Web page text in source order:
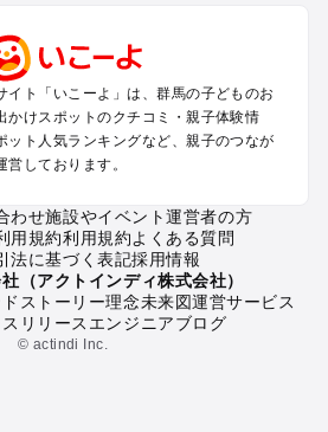
出かけ
ルお出かけ
師のプールお出かけ
のプールお出かけ
ルお出かけ
ールお出かけ
ポット
イト「いこーよ」は、群馬の子どものお
かけスポットのクチコミ・親子体験情
ット人気ランキングなど、親子のつなが
しております。
わせ施設やイベント運営者の方
用規約利用規約よくある質問
法に基づく表記採用情報
（アクトインディ株式会社）
ストーリー理念未来図運営サービス
リリース エンジニアブログ
© actindi Inc.